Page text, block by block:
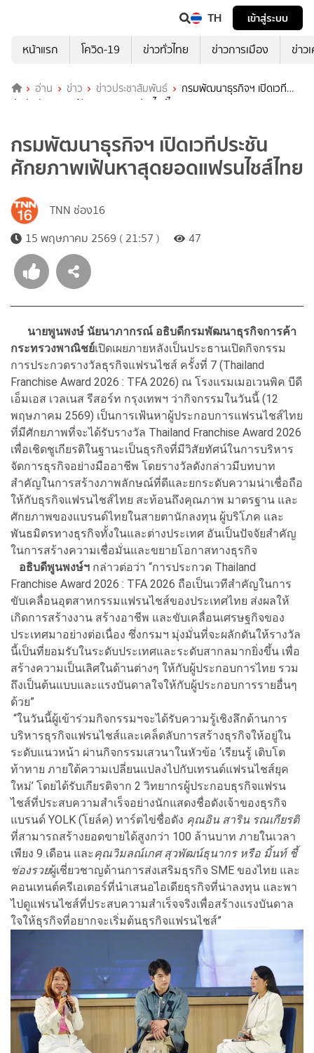
TH
เข้าสู่ระบบ
หน้าแรก
โควิด-19 ข่าวทั่วไทย ข่าวการเมือง ข่าว
อ่าน ข่าว ข่าวประชาสัมพันธ์
กรมพัฒนาธุรกิจฯ เปิดเวที
ประชันศักยภาพเฟ้นหาสุดยอดแฟรนไชส์ไทย
กรมพัฒนาธุรกิจฯ เปิดเวทีประชัน
ศักยภาพเฟ้นหาสุดยอดแฟรนไชส์ไทย
TNN ช่อง16
15 พฤษภาคม 2569 ( 21:57 )
47
นายพูนพงษ์ นัยนาภากรณ์ อธิบดีกรมพัฒนาธุรกิจการค้า
กระทรวงพาณิชย์เปิดเผยภายหลังเป็นประธานเปิดกิจกรรม
การประกวดรางวัลธุรกิจแฟรนไชส์ ครั้งที่ 7 (Thailand
Franchise Award 2026 : TFA 2026) ณ โรงแรมเมอเวนพิค บีดี
เอ็มเอส เวลเนส รีสอร์ท กรุงเทพฯ ว่ากิจกรรมในวันนี้ (12
พฤษภาคม 2569) เป็นการเฟ้นหาผู้ประกอบการแฟรนไชส์ไทย
ที่มีศักยภาพที่จะได้รับรางวัล Thailand Franchise Award 2026
เพื่อเชิดชูเกียรติในฐานะเป็นธุรกิจที่มีวิสัยทัศน์ในการบริหาร
จัดการธุรกิจอย่างมืออาชีพ โดยรางวัลดังกล่าวมีบทบาท
สำคัญในการสร้างภาพลักษณ์ที่ดีและยกระดับความน่าเชื่อถือ
ให้กับธุรกิจแฟรนไชส์ไทย สะท้อนถึงคุณภาพ มาตรฐาน และ
ศักยภาพของแบรนด์ไทยในสายตานักลงทุน ผู้บริโภค และ
พันธมิตรทางธุรกิจทั้งในและต่างประเทศ อันเป็นปัจจัยสำคัญ
ในการสร้างความเชื่อมั่นและขยายโอกาสทางธุรกิจ
อธิบดีพูนพงษ์ฯ กล่าวต่อว่า “การประกวด Thailand
Franchise Award 2026 : TFA 2026 ถือเป็นเวทีสำคัญในการ
ขับเคลื่อนอุตสาหกรรมแฟรนไชส์ของประเทศไทย ส่งผลให้
เกิดการสร้างงาน สร้างอาชีพ และขับเคลื่อนเศรษฐกิจของ
ประเทศมาอย่างต่อเนื่อง ซึ่งกรมฯ มุ่งมั่นที่จะผลักดันให้รางวัล
นี้เป็นที่ยอมรับในระดับประเทศและระดับสากลมากยิ่งขึ้น เพื่อ
สร้างความเป็นเลิศในด้านต่างๆ ให้กับผู้ประกอบการไทย รวม
ถึงเป็นต้นแบบและแรงบันดาลใจให้กับผู้ประกอบการรายอื่นๆ
ด้วย”
“ในวันนี้ผู้เข้าร่วมกิจกรรมฯจะได้รับความรู้เชิงลึกด้านการ
บริหารธุรกิจแฟรนไชส์และเคล็ดลับการสร้างธุรกิจให้อยู่ใน
ระดับแนวหน้า ผ่านกิจกรรมเสวนาในหัวข้อ ‘เรียนรู้ เติบโต
ท้าทาย ภายใต้ความเปลี่ยนแปลงไปกับเทรนด์แฟรนไชส์ยุค
ใหม่’ โดยได้รับเกียรติจาก 2 วิทยากรผู้ประกอบธุรกิจแฟรน
ไชส์ที่ประสบความสำเร็จอย่างนักแสดงชื่อดังเจ้าของธุรกิจ
แบรนด์ YOLK (โยล์ค) ทาร์ตไข่ชื่อดัง คุณอิน สาริน รณเกียรติ
ที่สามารถสร้างยอดขายได้สูงกว่า 100 ล้านบาท ภายในเวลา
เพียง 9 เดือน และ คุณวิมลณ์เกศ สุวพัฒน์ธุนากร หรือ มิ้นท์ ชี้
ช่องรวยผู้เชี่ยวชาญด้านการส่งเสริมธุรกิจ SME ของไทย และ
คอนเทนต์ครีเอเตอร์ที่นำเสนอไอเดียธุรกิจที่น่าลงทุน และพา
ไปดูแฟรนไชส์ที่ประสบความสำเร็จจริงเพื่อสร้างแรงบันดาล
ใจให้ธุรกิจที่อยากจะเริ่มต้นธุรกิจแฟรนไชส์”